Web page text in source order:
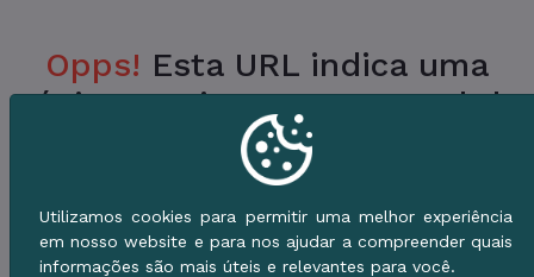
Opps! Esta URL indica uma
Página Inexistente no Portal da
Prefeitura.
Verifique a URL ou vá para o Início e use o
Menu de Serviços.
Utilizamos cookies para permitir uma melhor experiência
em nosso website e para nos ajudar a compreender quais
informações são mais úteis e relevantes para você.